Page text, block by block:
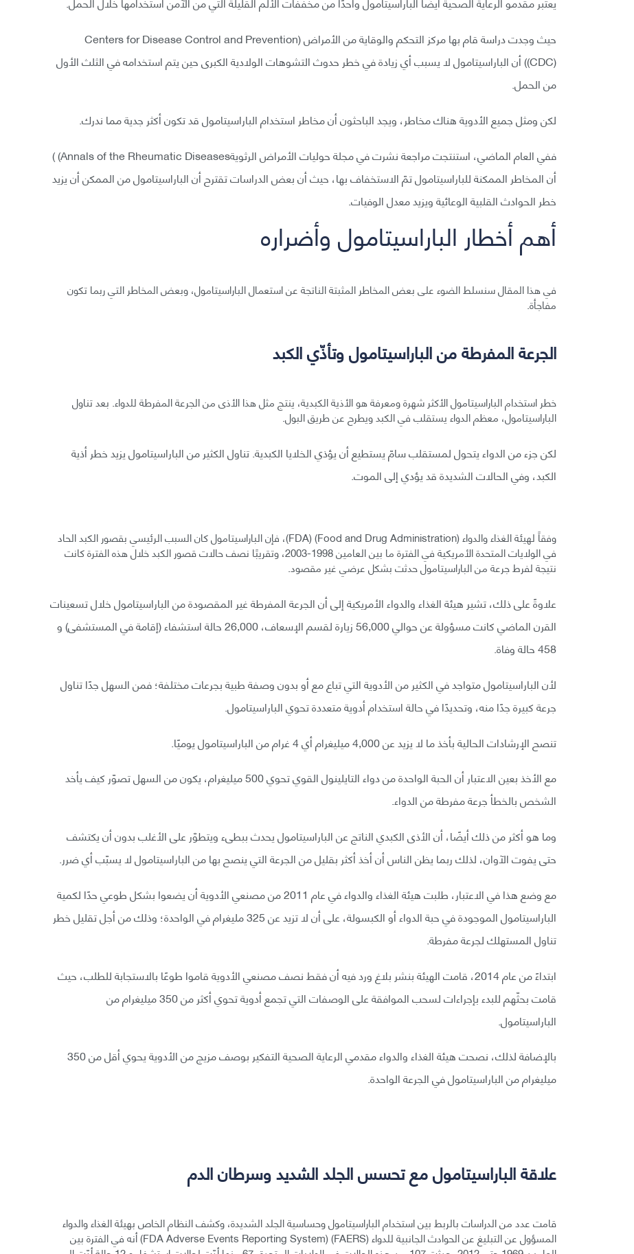
حيث وجدت دراسة قام بها مركز التحكم والوقاية من الأمراض Centers for Disease Control and Prevention)
(CDC)) أن الباراسيتامول لا يسبب أي زيادة في خطر حدوث التشوهات الولادية الكبرى حين يتم استخدامه في الثلث الأول
من الحمل.
لكن ومثل جميع الأدوية هناك مخاطر، ويجد الباحثون أن مخاطر استخدام الباراسيتامول قد تكون أكثر جدية مما ندرك.
ففي العام الماضي، استنتجت مراجعة نشرت في مجلة حوليات الأمراض الرثويةAnnals of the Rheumatic Diseases) )
أن المخاطر الممكنة للباراسيتامول تمّ الاستخفاف بها، حيث أن بعض الدراسات تقترح أن الباراسيتامول من الممكن أن يزيد
خطر الحوادث القلبية الوعائية ويزيد معدل الوفيات.
أهم أخطار الباراسيتامول وأضراره
في هذا المقال سنسلط الضوء على بعض المخاطر المثبتة الناتجة عن استعمال الباراسيتامول، وبعض المخاطر التي ربما تكون
مفاجأة.
الجرعة المفرطة من الباراسيتامول وتأذّي الكبد
خطر استخدام الباراسيتامول الأكثر شهرة ومعرفة هو الأذية الكبدية، ينتج مثل هذا الأذى من الجرعة المفرطة للدواء. بعد تناول
الباراسيتامول، معظم الدواء يستقلب في الكبد ويطرح عن طريق البول.
لكن جزء من الدواء يتحول لمستقلب سامّ يستطيع أن يؤذي الخلايا الكبدية. تناول الكثير من الباراسيتامول يزيد خطر أذية
الكبد، وفي الحالات الشديدة قد يؤدي إلى الموت.
وفقاً لهيئة الغذاء والدواء (Food and Drug Administration) (FDA)، فإن الباراسيتامول كان السبب الرئيسي بقصور الكبد الحاد
في الولايات المتحدة الأمريكية في الفترة ما بين العامين 1998-2003، وتقريبًا نصف حالات قصور الكبد خلال هذه الفترة كانت
نتيجة لفرط جرعة من الباراسيتامول حدثت بشكل عرضي غير مقصود.
علاوةً على ذلك، تشير هيئة الغذاء والدواء الأمريكية إلى أن الجرعة المفرطة غير المقصودة من الباراسيتامول خلال تسعينات
القرن الماضي كانت مسؤولة عن حوالي 56,000 زيارة لقسم الإسعاف، 26,000 حالة استشفاء (إقامة في المستشفى) و
458 حالة وفاة.
لأن الباراسيتامول متواجد في الكثير من الأدوية التي تباع مع أو بدون وصفة طبية بجرعات مختلفة؛ فمن السهل جدًا تناول
جرعة كبيرة جدًا منه، وتحديدًا في حالة استخدام أدوية متعددة تحوي الباراسيتامول.
تنصح الإرشادات الحالية بأخذ ما لا يزيد عن 4,000 ميليغرام أي 4 غرام من الباراسيتامول يوميًا.
مع الأخذ بعين الاعتبار أن الحبة الواحدة من دواء التايلينول القوي تحوي 500 ميليغرام، يكون من السهل تصوّر كيف يأخد
الشخص بالخطأ جرعة مفرطة من الدواء.
وما هو أكثر من ذلك أيضًا، أن الأذى الكبدي الناتج عن الباراسيتامول يحدث ببطىء ويتطوّر على الأغلب بدون أن يكتشف
حتى يفوت الآوان، لذلك ربما يظن الناس أن أخذ أكثر بقليل من الجرعة التي ينصح بها من الباراسيتامول لا يسبّب أي ضرر.
مع وضع هذا في الاعتبار، طلبت هيئة الغذاء والدواء في عام 2011 من مصنعي الأدوية أن يضعوا بشكل طوعي حدًا لكمية
الباراسيتامول الموجودة في حبة الدواء أو الكبسولة، على أن لا تزيد عن 325 مليغرام في الواحدة؛ وذلك من أجل تقليل خطر
تناول المستهلك لجرعة مفرطة.
ابتداءً من عام 2014، قامت الهيئة بنشر بلاغ ورد فيه أن فقط نصف مصنعي الأدوية قاموا طوعًا بالاستجابة للطلب، حيث
قامت بحثّهم للبدء بإجراءات لسحب الموافقة على الوصفات التي تجمع أدوية تحوي أكثر من 350 ميليغرام من
الباراسيتامول.
بالإضافة لذلك، نصحت هيئة الغذاء والدواء مقدمي الرعاية الصحية التفكير بوصف مزيج من الأدوية يحوي أقل من 350
ميليغرام من الباراسيتامول في الجرعة الواحدة.
علاقة الباراسيتامول مع تحسس الجلد الشديد وسرطان الدم
قامت عدد من الدراسات بالربط بين استخدام الباراسيتامول وحساسية الجلد الشديدة، وكشف النظام الخاص بهيئة الغذاء والدواء
المسؤول عن التبليغ عن الحوادث الجانبية للدواء FDA Adverse Events Reporting System) (FAERS)) أنه في الفترة بين